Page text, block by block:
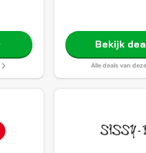
Bekijk
Alle deals van